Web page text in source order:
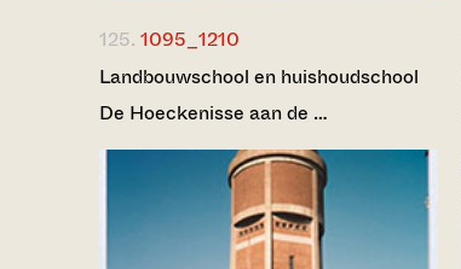
125. 1095_1210
Landbouwschool en huishoudschool
De Hoeckenisse aan de …